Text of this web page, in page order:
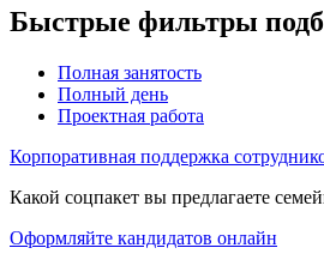
Быстрые фильтры
Полная занятость
Полный день
Проектная работа
Корпоративная поддержка
Какой соцпакет вы предлагаете
Оформляйте кандидатов онлайн